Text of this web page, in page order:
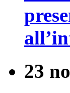
23